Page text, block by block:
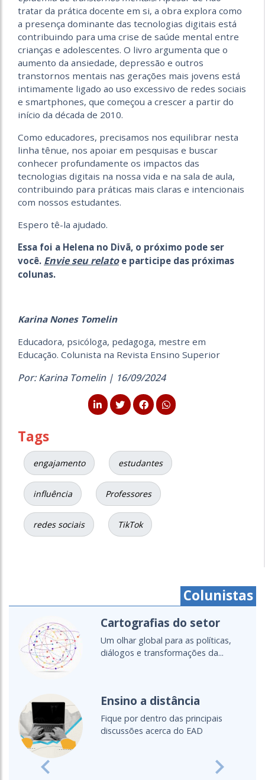
tratar da prática docente em si, a obra explora como
a presença dominante das tecnologias digitais está
contribuindo para uma crise de saúde mental entre
crianças e adolescentes. O livro argumenta que o
aumento da ansiedade, depressão e outros
transtornos mentais nas gerações mais jovens está
intimamente ligado ao uso excessivo de redes sociais
e smartphones, que começou a crescer a partir do
início da década de 2010.
Como educadores, precisamos nos equilibrar nesta
linha tênue, nos apoiar em pesquisas e buscar
conhecer profundamente os impactos das
tecnologias digitais na nossa vida e na sala de aula,
contribuindo para práticas mais claras e intencionais
com nossos estudantes.
Espero tê-la ajudado.
Essa foi a Helena no Divã, o próximo pode ser
você. Envie seu relatoe participe das próximas
colunas.
Karina Nones Tomelin
Educadora, psicóloga, pedagoga, mestre em
Educação. Colunista na Revista Ensino Superior
Por: Karina Tomelin | 16/09/2024
Tags
engajamento estudantes
influência Professores
redes sociais TikTok
Colunistas
Cartografias do setor
Um olhar global para as políticas,
diálogos e transformações da...
Ensino a distância
Fique por dentro das principais
discussões acerca do EAD
Previous Next